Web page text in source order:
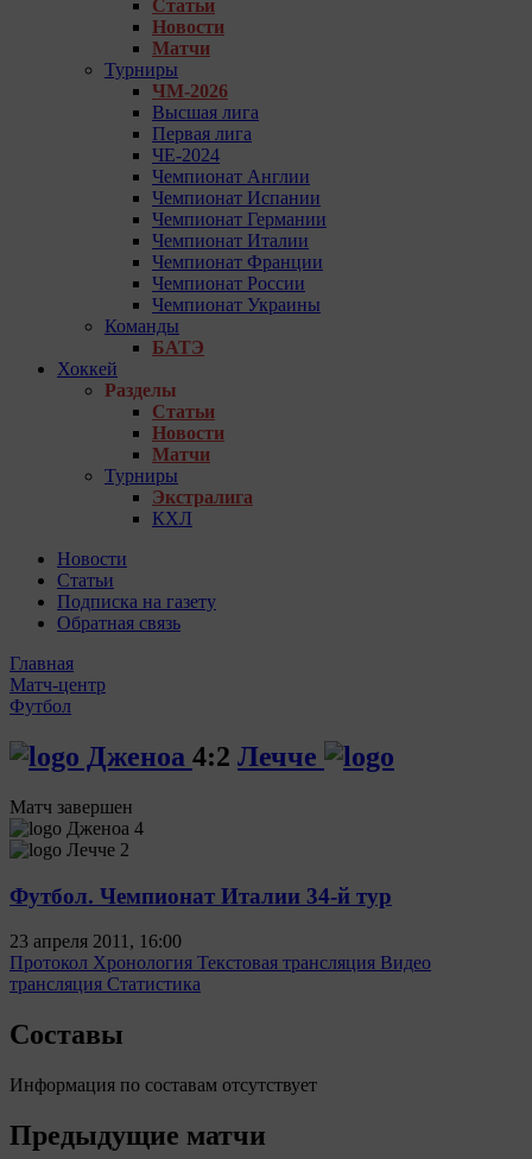
Статьи
Новости
Матчи
Турниры
ЧМ-2026
Высшая лига
Первая лига
ЧЕ-2024
Чемпионат Англии
Чемпионат Испании
Чемпионат Германии
Чемпионат Италии
Чемпионат Франции
Чемпионат России
Чемпионат Украины
Команды
БАТЭ
Хоккей
Разделы
Статьи
Новости
Матчи
Турниры
Экстралига
КХЛ
Новости
Статьи
Подписка на газету
Обратная связь
Главная
Матч-центр
Футбол
Дженоа 4:2 Лечче
Матч завершен
Дженоа 4
Лечче 2
Футбол. Чемпионат Италии 34-й тур
23 апреля 2011, 16:00
Протокол Хронология Текстовая трансляция Видео
трансляция Статистика
Составы
Информация по составам отсутствует
Предыдущие матчи